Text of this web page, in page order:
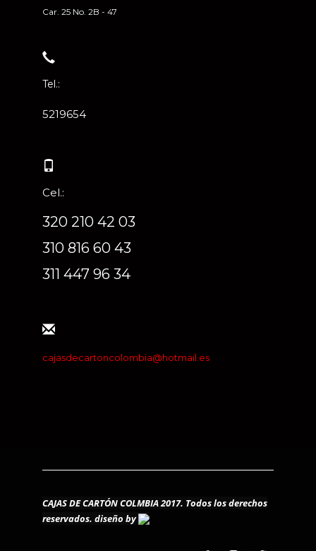
Car. 25 No. 2B - 47
Tel.:
5219654
Cel.:
320 210 42 03
310 816 60 43
311 447 96 34
cajasdecartoncolombia@hotmail.es
CAJAS DE CARTÓN COLMBIA 2017. Todos los derechos
reservados. diseño by